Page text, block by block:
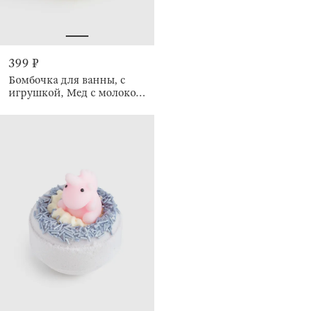
399 ₽
Бомбочка для ванны, с
игрушкой, Мед с молоком,